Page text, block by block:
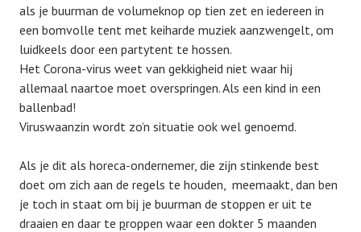
als je buurman de volumeknop op tien zet en iedereen in
een bomvolle tent met keiharde muziek aanzwengelt, om
luidkeels door een partytent te hossen.
Het Corona-virus weet van gekkigheid niet waar hij
allemaal naartoe moet overspringen. Als een kind in een
ballenbad!
Viruswaanzin wordt zo’n situatie ook wel genoemd.
Als je dit als horeca-ondernemer, die zijn stinkende best
doet om zich aan de regels te houden, meemaakt, dan ben
je toch in staat om bij je buurman de stoppen er uit te
draaien en daar te proppen waar een dokter 5 maanden